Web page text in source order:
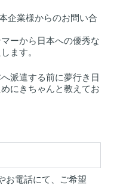
企業様からのお問い合
ーから日本への優秀な
ます。
派遣する前に夢行き日
にきちゃんと教えてお
お電話にて、ご希望